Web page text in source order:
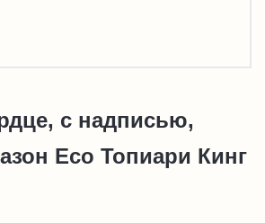
с надписью,
Eco Топиари Кинг